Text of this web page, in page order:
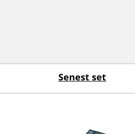
Senest set